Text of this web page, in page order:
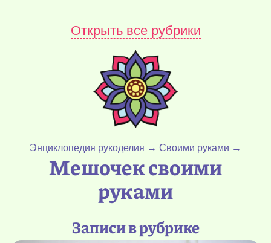
Открыть все рубрики
Энциклопедия рукоделия → Своими руками →
Мешочек своими
руками
Записи в рубрике